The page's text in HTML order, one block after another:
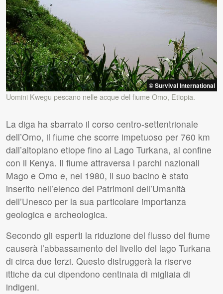
© Survival International
Uomini Kwegu pescano nelle acque del fiume Omo, Etiopia.
La diga ha sbarrato il corso centro-settentrionale
dell’Omo, il fiume che scorre impetuoso per 760 km
dall’altopiano etiope fino al Lago Turkana, al confine
con il Kenya. Il fiume attraversa i parchi nazionali
Mago e Omo e, nel 1980, il suo bacino è stato
inserito nell’elenco dei Patrimoni dell’Umanità
dell’Unesco per la sua particolare importanza
geologica e archeologica.
Secondo gli esperti la riduzione del flusso del fiume
causerà l’abbassamento del livello del lago Turkana
di circa due terzi. Questo distruggerà la riserve
ittiche da cui dipendono centinaia di migliaia di
indigeni.